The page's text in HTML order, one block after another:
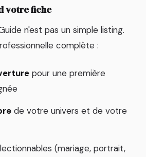
votre fiche
n'est pas un simple listing.
complète :
pour une première
de votre univers et de votre
(mariage, portrait,